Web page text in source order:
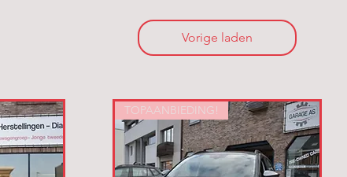
Vorige laden
TOPAANBIEDING!